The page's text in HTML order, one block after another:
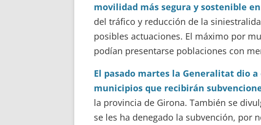
movilidad más segura y sostenible
del tráfico y reducción de la
posibles actuaciones. El máximo por
podían presentarse poblaciones con
El pasado martes la Generalitat dio
municipios que recibirán
la provincia de Girona. También se
se les ha denegado la subvención, por